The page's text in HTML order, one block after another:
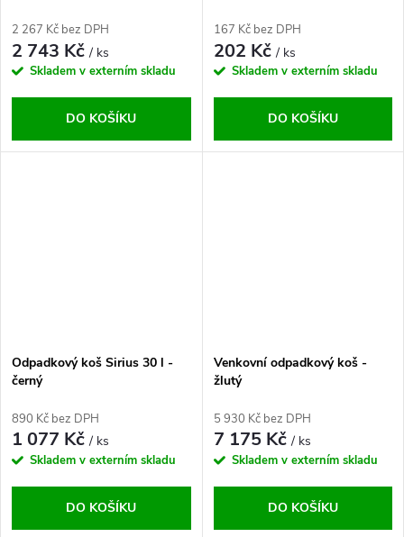
2 267 Kč bez DPH
2 743 Kč/ ks
Skladem v externím skladu
DO KOŠÍKU
167 Kč bez DPH
202 Kč/ ks
Skladem v externím skladu
DO KOŠÍKU
Odpadkový koš Sirius 30 l -
černý
890 Kč bez DPH
1 077 Kč/ ks
Skladem v externím skladu
DO KOŠÍKU
Venkovní odpadkový koš -
žlutý
5 930 Kč bez DPH
7 175 Kč/ ks
Skladem v externím skladu
DO KOŠÍKU